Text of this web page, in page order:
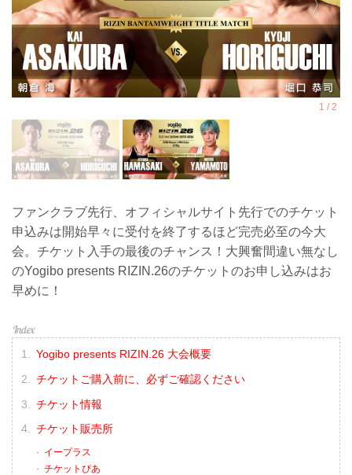
ファンクラブ先行、オフィシャルサイト先行でのチケット
申込みは開始早々に受付を終了するほど完売必至の今大
会。チケット入手の最後のチャンス！大興奮間違い無なし
のYogibo presents RIZIN.26のチケットのお申し込みはお
早めに！
Yogibo presents RIZIN.26 大会概要
チケットご購入前に、必ずご確認ください
チケット情報
チケット販売所
イープラス
チケットぴあ